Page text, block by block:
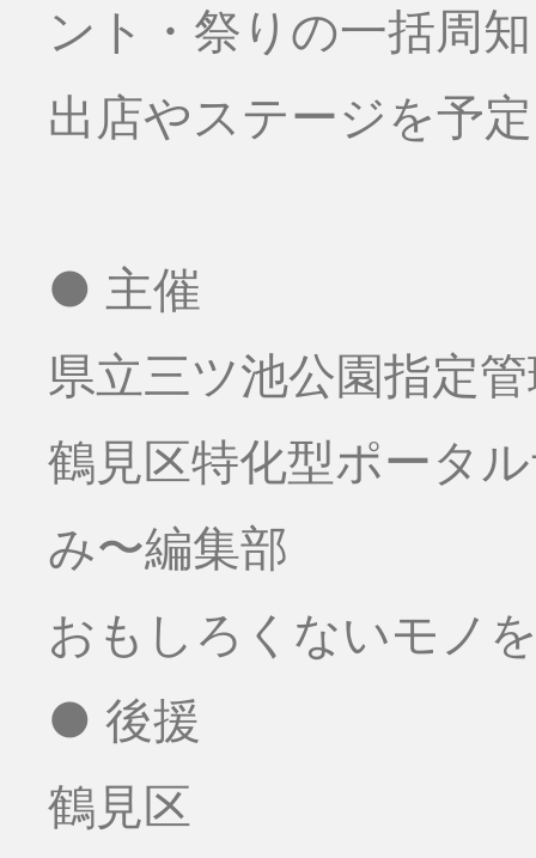
ント・祭りの一括周
出店やステージを予
● 主催
県立三ツ池公園指定
鶴見区特化型ポータ
み〜編集部
おもしろくないモノ
● 後援
鶴見区